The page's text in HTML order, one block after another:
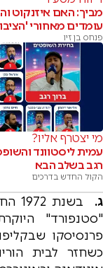
מביך: האם איזנקוט
עומדים מאחורי
פנחס בן זיו
מי יצטרף אליו?
עמית ליסטוונד
רגב בשלב הבא
הקול החדש בדרכים
ג.
כשחזר לבית